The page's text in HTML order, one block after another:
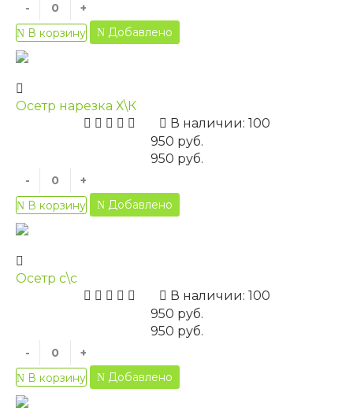
-
+
В корзину
Добавлено
Осетр нарезка Х\К
В наличии: 100
950 руб.
950 руб.
-
+
В корзину
Добавлено
Осетр с\с
В наличии: 100
950 руб.
950 руб.
-
+
В корзину
Добавлено